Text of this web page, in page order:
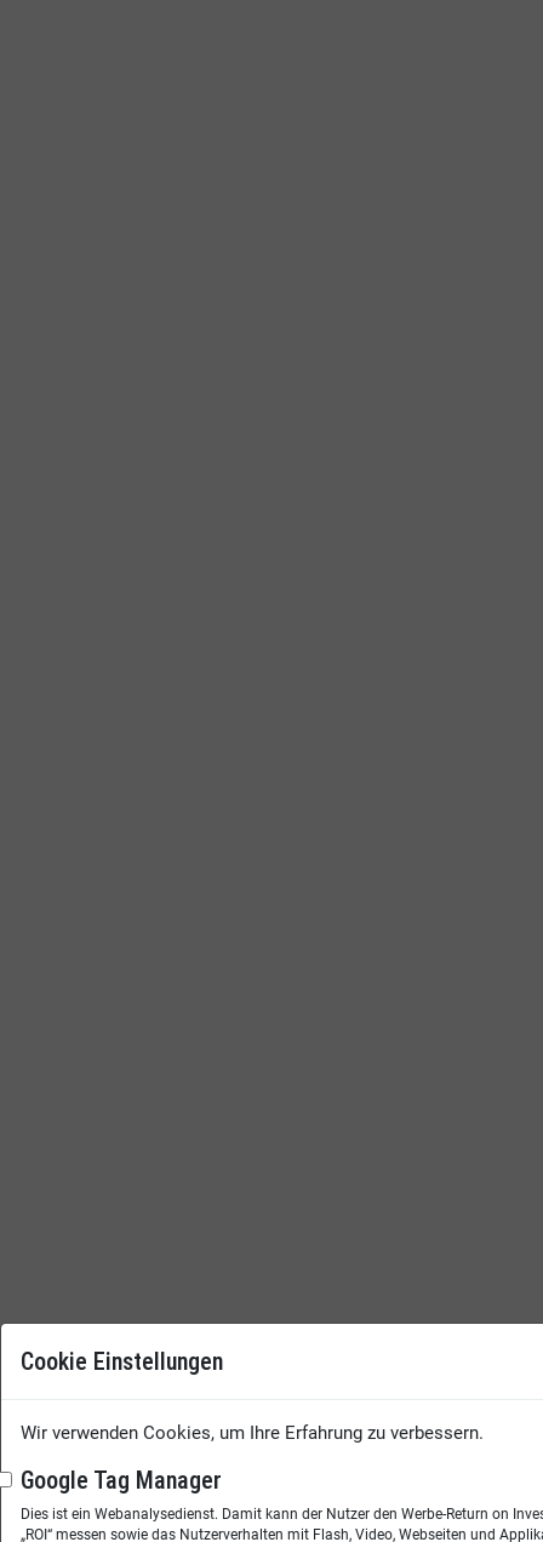
Cookie Einstellungen
Wir verwenden Cookies, um Ihre Erfahrung zu verbessern.
Google Tag Manager
Dies ist ein Webanalysedienst. Damit kann der Nutzer den Werbe-Return on
„ROI“ messen sowie das Nutzerverhalten mit Flash, Video, Webseiten und